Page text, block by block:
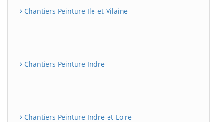
Chantiers Peinture Ile-et-Vilaine
Chantiers Peinture Indre
Chantiers Peinture Indre-et-Loire